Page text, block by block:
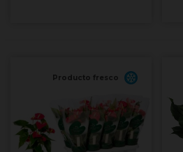
Producto fresco